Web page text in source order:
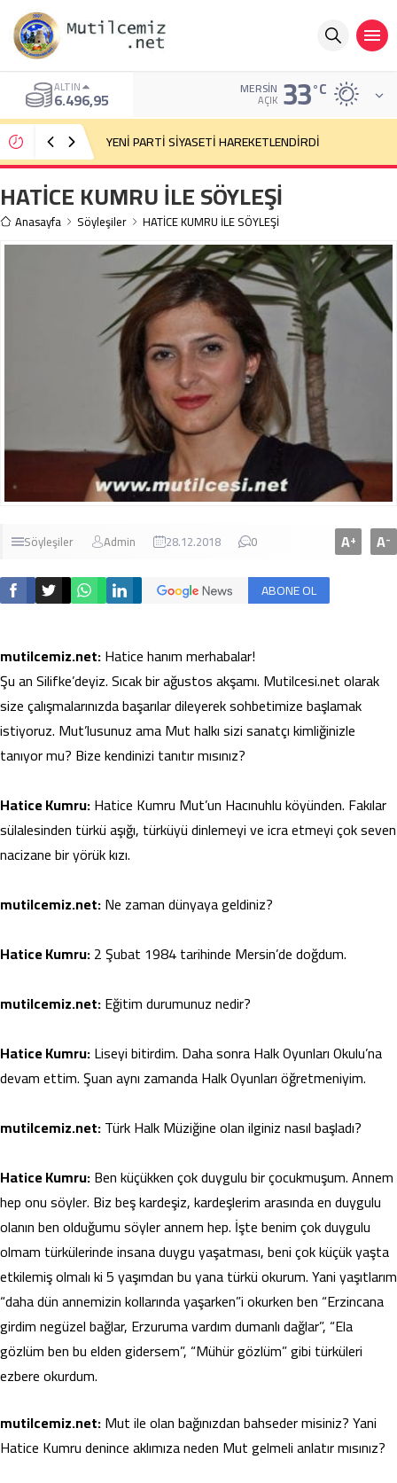
ALTIN
6.496,95 MERSIN
AÇIK 33°C
YENİ PARTİ SİYASETİ HAREKETLENDİRDİ
HATİCE KUMRU İLE SÖYLEŞİ
Anasayfa Söyleşiler HATİCE KUMRU İLE SÖYLEŞİ
Söyleşiler Admin 28.12.2018 0 A+ A-
ABONE OL
mutilcemiz.net:Hatice hanım merhabalar!
Şu an Silifke’deyiz. Sıcak bir ağustos akşamı. Mutilcesi.net olarak
size çalışmalarınızda başarılar dileyerek sohbetimize başlamak
istiyoruz. Mut’lusunuz ama Mut halkı sizi sanatçı kimliğinizle
tanıyor mu? Bize kendinizi tanıtır mısınız?
Hatice Kumru:Hatice Kumru Mut’un Hacınuhlu köyünden. Fakılar
sülalesinden türkü aşığı, türküyü dinlemeyi ve icra etmeyi çok seven
nacizane bir yörük kızı.
mutilcemiz.net:Ne zaman dünyaya geldiniz?
Hatice Kumru:2 Şubat 1984 tarihinde Mersin’de doğdum.
mutilcemiz.net:Eğitim durumunuz nedir?
Hatice Kumru:Liseyi bitirdim. Daha sonra Halk Oyunları Okulu’na
devam ettim. Şuan aynı zamanda Halk Oyunları öğretmeniyim.
mutilcemiz.net:Türk Halk Müziğine olan ilginiz nasıl başladı?
Hatice Kumru:Ben küçükken çok duygulu bir çocukmuşum. Annem
hep onu söyler. Biz beş kardeşiz, kardeşlerim arasında en duygulu
olanın ben olduğumu söyler annem hep. İşte benim çok duygulu
olmam türkülerinde insana duygu yaşatması, beni çok küçük yaşta
etkilemiş olmalı ki 5 yaşımdan bu yana türkü okurum. Yani yaşıtlarım
“daha dün annemizin kollarında yaşarken”i okurken ben “Erzincana
girdim negüzel bağlar, Erzuruma vardım dumanlı dağlar”, “Ela
gözlüm ben bu elden gidersem”, “Mühür gözlüm” gibi türküleri
ezbere okurdum.
mutilcemiz.net:Mut ile olan bağınızdan bahseder misiniz? Yani
Hatice Kumru denince aklımıza neden Mut gelmeli anlatır mısınız?